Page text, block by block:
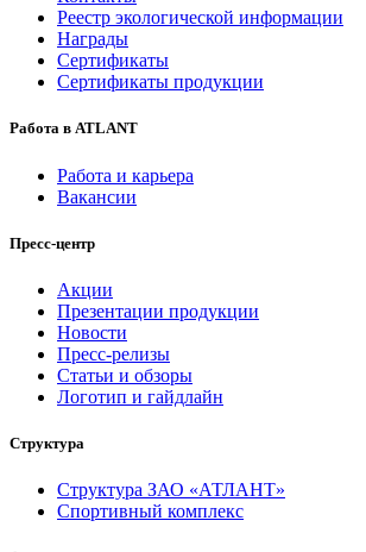
Реестр экологической информации
Награды
Сертификаты
Сертификаты продукции
Работа в ATLANT
Работа и карьера
Вакансии
Пресс-центр
Акции
Презентации продукции
Новости
Пресс-релизы
Статьи и обзоры
Логотип и гайдлайн
Структура
Структура ЗАО «АТЛАНТ»
Спортивный комплекс